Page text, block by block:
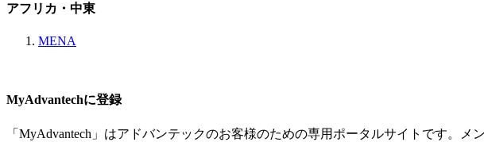
アフリカ・中東
MENA
MyAdvantechに登録
「MyAdvantech」はアドバンテックのお客様のための専用ポータルサイトです。